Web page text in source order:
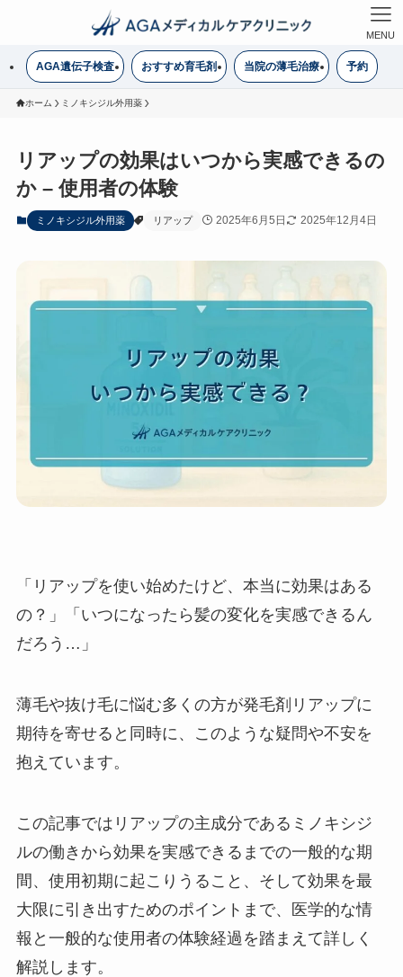
MENU
AGA遺伝子検査 おすすめ育毛剤 当院の薄毛治療 予約
ホーム ミノキシジル外用薬
リアップの効果はいつから実感できるの
か – 使用者の体験
ミノキシジル外用薬 リアップ 2025年6月5日 2025年12月4日
「リアップを使い始めたけど、本当に効果はある
の？」「いつになったら髪の変化を実感できるん
だろう…」
薄毛や抜け毛に悩む多くの方が発毛剤リアップに
期待を寄せると同時に、このような疑問や不安を
抱えています。
この記事ではリアップの主成分であるミノキシジ
ルの働きから効果を実感できるまでの一般的な期
間、使用初期に起こりうること、そして効果を最
大限に引き出すためのポイントまで、医学的な情
報と一般的な使用者の体験経過を踏まえて詳しく
解説します。